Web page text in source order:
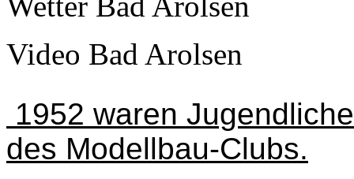
Video Bad Arolsen
1952 waren
des Modellbau-Clubs.